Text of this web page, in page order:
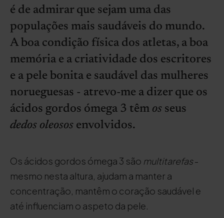
é de admirar que sejam uma das
populações mais saudáveis do mundo.
A boa condição física dos atletas, a boa
memória e a criatividade dos escritores
e a pele bonita e saudável das mulheres
norueguesas - atrevo-me a dizer que os
ácidos gordos ómega 3 têm os seus
dedos oleosos envolvidos.
Os ácidos gordos ómega 3 são multitarefas-
mesmo nesta altura, ajudam a manter a
concentração, mantêm o coração saudável e
até influenciam o aspeto da pele.